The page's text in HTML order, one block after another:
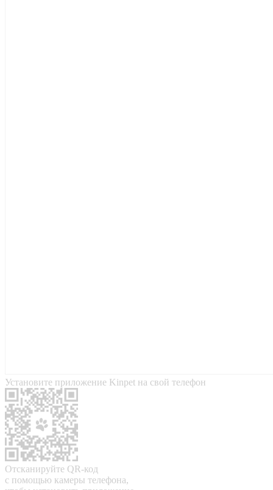
Установите приложение Kinpet на свой телефон
Отсканируйте QR-код
с помощью камеры телефона,